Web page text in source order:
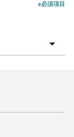
※必須項目